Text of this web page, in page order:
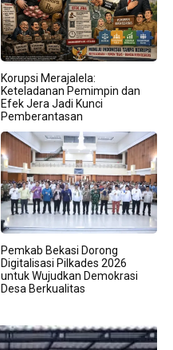
Korupsi Merajalela:
Keteladanan Pemimpin dan
Efek Jera Jadi Kunci
Pemberantasan
Pemkab Bekasi Dorong
Digitalisasi Pilkades 2026
untuk Wujudkan Demokrasi
Desa Berkualitas